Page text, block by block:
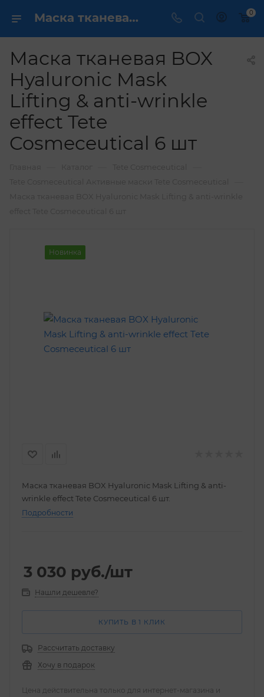
Маска тканевая BOX Hyaluronic Mask Lifting & anti-wrinkle effect Tetе Cosmeceutical 6 шт купить по выгодной цене в интернет магазине 0
Маска тканевая BOX
Hyaluronic Mask
Lifting & anti-wrinkle
effect Tetе
Cosmeceutical 6 шт
Новинка
Маска тканевая BOX Hyaluronic Mask Lifting & anti-
wrinkle effect Tetе Cosmeceutical 6 шт.
Подробности
3 030 руб./шт
Нашли дешевле?
КУПИТЬ В 1 КЛИК
Рассчитать доставку
Хочу в подарок
Цена действительна только для интернет-магазина и